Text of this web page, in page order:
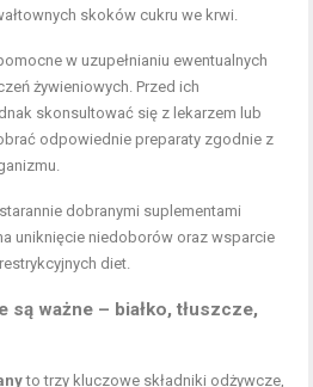
skoków cukru we krwi.
w uzupełnianiu ewentualnych
żywieniowych. Przed ich
skonsultować się z lekarzem lub
odpowiednie preparaty zgodnie z
dobranymi suplementami
uniknięcie niedoborów oraz wsparcie
diet.
są ważne – białko, tłuszcze,
to trzy kluczowe składniki odżywcze,